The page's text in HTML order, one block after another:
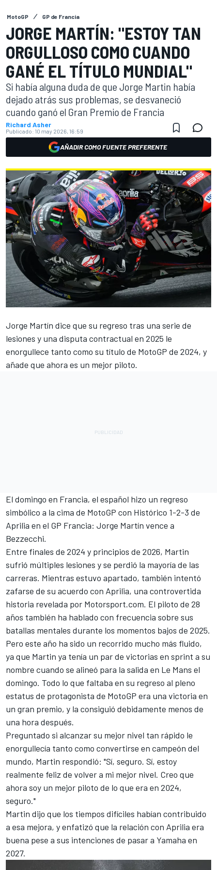
MotoGP GP de Francia
JORGE MARTÍN: "ESTOY TAN
ORGULLOSO COMO CUANDO
GANÉ EL TÍTULO MUNDIAL"
Si había alguna duda de que Jorge Martin había
dejado atrás sus problemas, se desvaneció
cuando ganó el Gran Premio de Francia
Richard Asher
Publicado: 10 may 2026, 16:59
AÑADIR COMO FUENTE PREFERENTE
Jorge Martín dice que su regreso tras una serie de
lesiones y una disputa contractual en 2025 le
enorgullece tanto como su título de MotoGP de 2024, y
añade que ahora es un mejor piloto.
El domingo en Francia, el español hizo un regreso
simbólico a la cima de MotoGP con Histórico 1-2-3 de
Aprilia en el GP Francia: Jorge Martín vence a
Bezzecchi.
Entre finales de 2024 y principios de 2026, Martin
sufrió múltiples lesiones y se perdió la mayoría de las
carreras. Mientras estuvo apartado, también intentó
zafarse de su acuerdo con Aprilia, una controvertida
historia revelada por Motorsport.com. El piloto de 28
años también ha hablado con frecuencia sobre sus
batallas mentales durante los momentos bajos de 2025.
Pero este año ha sido un recorrido mucho más fluido,
ya que Martin ya tenía un par de victorias en sprint a su
nombre cuando se alineó para la salida en Le Mans el
domingo. Todo lo que faltaba en su regreso al pleno
estatus de protagonista de MotoGP era una victoria en
un gran premio, y la consiguió debidamente menos de
una hora después.
Preguntado si alcanzar su mejor nivel tan rápido le
enorgullecía tanto como convertirse en campeón del
mundo, Martin respondió: "Sí, seguro. Sí, estoy
realmente feliz de volver a mi mejor nivel. Creo que
ahora soy un mejor piloto de lo que era en 2024,
seguro."
Martin dijo que los tiempos difíciles habían contribuido
a esa mejora, y enfatizó que la relación con Aprilia era
buena pese a sus intenciones de pasar a Yamaha en
2027.